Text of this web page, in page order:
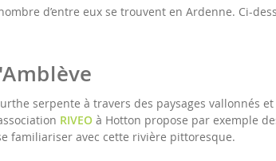
d’entre eux se trouvent en Ardenne. Ci-
serpente à travers des paysages vallonnés
RIVEO à Hotton propose par exemple
familiariser avec cette rivière pittoresque.